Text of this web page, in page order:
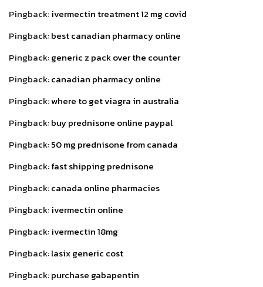
Pingback:ivermectin treatment 12 mg covid
Pingback:best canadian pharmacy online
Pingback:generic z pack over the counter
Pingback:canadian pharmacy online
Pingback:where to get viagra in australia
Pingback:buy prednisone online paypal
Pingback:50 mg prednisone from canada
Pingback:fast shipping prednisone
Pingback:canada online pharmacies
Pingback:ivermectin online
Pingback:ivermectin 18mg
Pingback:lasix generic cost
Pingback:purchase gabapentin